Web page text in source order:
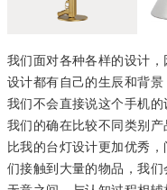
我们面对各种各样的设计
设计都有自己的生辰和背
我们不会直接说这个手机
我们的确在比较不同类别
比我的台灯设计更加优秀
们接触到大量的物品，我